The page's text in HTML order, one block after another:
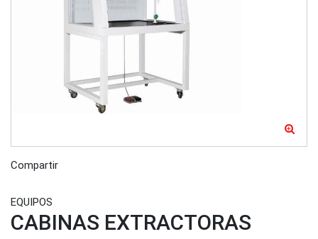
Compartir
EQUIPOS
CABINAS EXTRACTORAS